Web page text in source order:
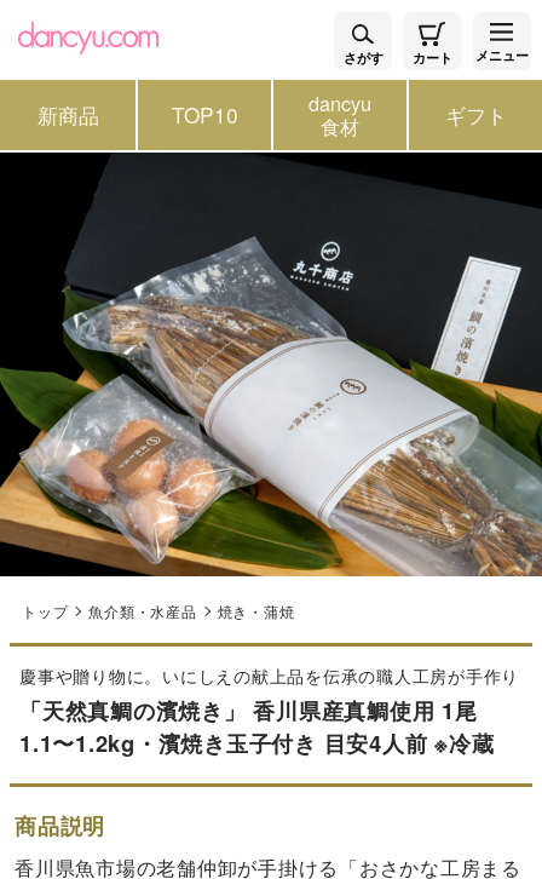
さがす カート メニュー
新商品 TOP10 dancyu
食材 ギフト
トップ 魚介類・水産品 焼き・蒲焼
慶事や贈り物に。いにしえの献上品を伝承の職人工房が手作り
「天然真鯛の濱焼き」 香川県産真鯛使用 1尾
1.1〜1.2kg・濱焼き玉子付き 目安4人前 ※冷蔵
商品説明
香川県魚市場の老舗仲卸が手掛ける「おさかな工房まる